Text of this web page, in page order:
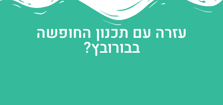
עזרה עם תכנון החופשה
בבורובץ?